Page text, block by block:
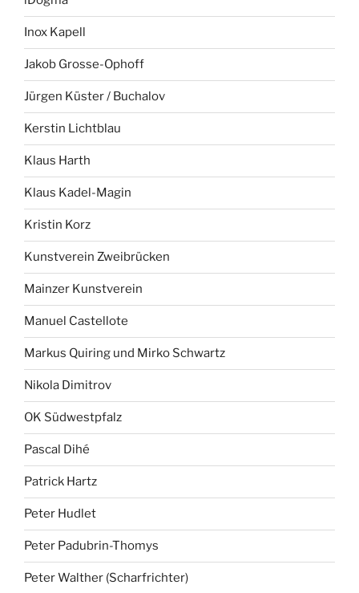
Inox Kapell
Jakob Grosse-Ophoff
Jürgen Küster / Buchalov
Kerstin Lichtblau
Klaus Harth
Klaus Kadel-Magin
Kristin Korz
Kunstverein Zweibrücken
Mainzer Kunstverein
Manuel Castellote
Markus Quiring und Mirko Schwartz
Nikola Dimitrov
OK Südwestpfalz
Pascal Dihé
Patrick Hartz
Peter Hudlet
Peter Padubrin-Thomys
Peter Walther (Scharfrichter)